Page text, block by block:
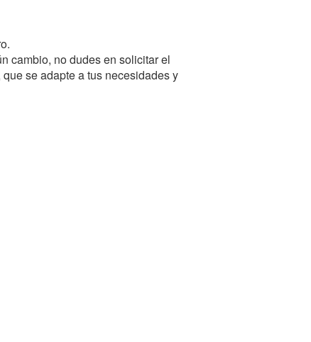
cambio, no dudes en solicitar el
se adapte a tus necesidades y